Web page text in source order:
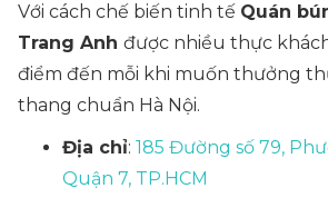
Với cách chế biến tinh tế Quán
Trang Anh được nhiều thực
điểm đến mỗi khi muốn thưởng
thang chuẩn Hà Nội.
Địa chỉ: 185 Đường số 79,
Quận 7, TP.HCM